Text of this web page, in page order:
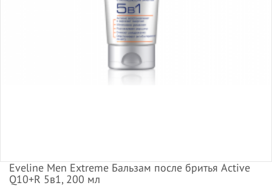
Eveline Men Extreme Бальзам после бритья Active
Q10+R 5в1, 200 мл